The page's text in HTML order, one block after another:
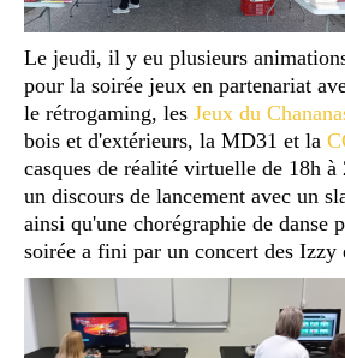
Le jeudi, il y eu plusieurs
pour la soirée jeux en partenariat
le rétrogaming, les Jeux du
bois et d'extérieurs, la MD31 et la
casques de réalité virtuelle de 18h
un discours de lancement avec un
ainsi qu'une chorégraphie de danse
soirée a fini par un concert des Izzy